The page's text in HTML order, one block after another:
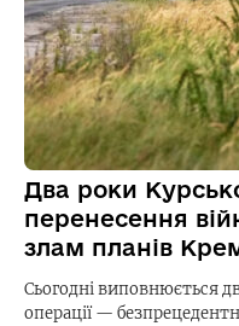
Два роки
перенесення
злам планів
Сьогодні виповнюється
операції —